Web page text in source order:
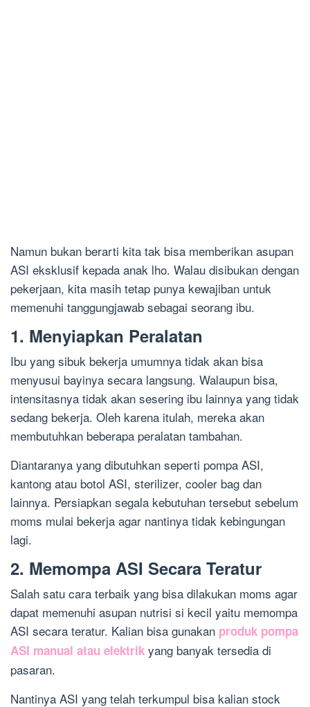
Namun bukan berarti kita tak bisa memberikan asupan
ASI eksklusif kepada anak lho. Walau disibukan dengan
pekerjaan, kita masih tetap punya kewajiban untuk
memenuhi tanggungjawab sebagai seorang ibu.
1. Menyiapkan Peralatan
Ibu yang sibuk bekerja umumnya tidak akan bisa
menyusui bayinya secara langsung. Walaupun bisa,
intensitasnya tidak akan sesering ibu lainnya yang tidak
sedang bekerja. Oleh karena itulah, mereka akan
membutuhkan beberapa peralatan tambahan.
Diantaranya yang dibutuhkan seperti pompa ASI,
kantong atau botol ASI, sterilizer, cooler bag dan
lainnya. Persiapkan segala kebutuhan tersebut sebelum
moms mulai bekerja agar nantinya tidak kebingungan
lagi.
2. Memompa ASI Secara Teratur
Salah satu cara terbaik yang bisa dilakukan moms agar
dapat memenuhi asupan nutrisi si kecil yaitu memompa
ASI secara teratur. Kalian bisa gunakan produk pompa
ASI manual atau elektrik yang banyak tersedia di
pasaran.
Nantinya ASI yang telah terkumpul bisa kalian stock